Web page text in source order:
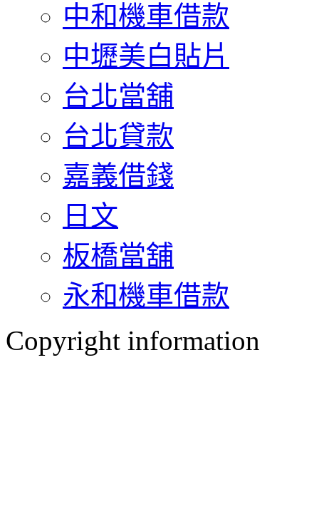
中和機車借款
中壢美白貼片
台北當舖
台北貸款
嘉義借錢
日文
板橋當舖
永和機車借款
Copyright information